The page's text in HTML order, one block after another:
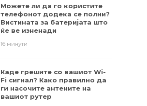
Можете ли да го користите
телефонот додека се полни?
Вистината за батеријата што
ќе ве изненади
16 минути
Каде грешите со вашиот Wi-
Fi сигнал? Како правилно да
ги насочите антените на
вашиот рутер